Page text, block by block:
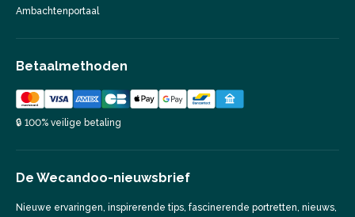
Ambachtenportaal
Betaalmethoden
🔒 100% veilige betaling
De Wecandoo-nieuwsbrief
Nieuwe ervaringen, inspirerende tips, fascinerende portretten, nieuws,